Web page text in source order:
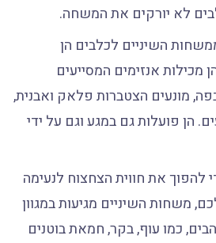
לא יורקים את המשחה.
השיניים לכלבים הן
מכילות אנזימים המסייעים
מונעים הצטברות פלאק ואבנית,
הן פועלות גם במגע וגם על ידי
להפוך את חווית הצחצוח לנעימה
משחות השיניים מגיעות במגוון
כמו עוף, בקר, חמאת בוטנים